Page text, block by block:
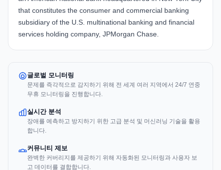
that constitutes the consumer and commercial banking
subsidiary of the U.S. multinational banking and financial
services holding company, JPMorgan Chase.
글로벌 모니터링
문제를 즉각적으로 감지하기 위해 전 세계 여러 지역에서 24/7 연중
무휴 모니터링을 진행합니다.
실시간 분석
장애를 예측하고 방지하기 위한 고급 분석 및 머신러닝 기술을 활용
합니다.
커뮤니티 제보
완벽한 커버리지를 제공하기 위해 자동화된 모니터링과 사용자 보
고 데이터를 결합합니다.